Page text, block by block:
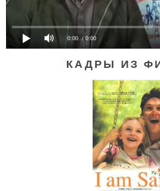
0:00 / 0:00
КАДРЫ ИЗ